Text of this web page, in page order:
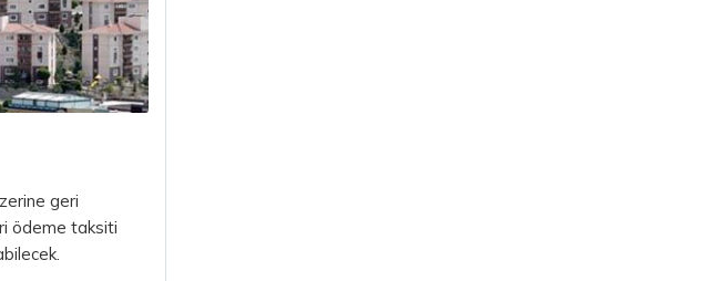
geri
ödeme taksiti